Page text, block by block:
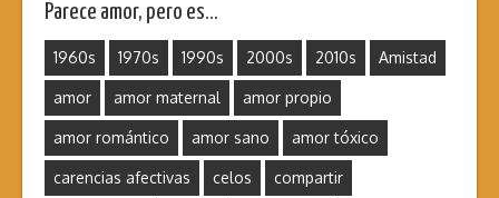
Parece amor, pero es…
1960s 1970s 1990s 2000s 2010s Amistad
amor amor maternal amor propio
amor romántico amor sano amor tóxico
carencias afectivas celos compartir